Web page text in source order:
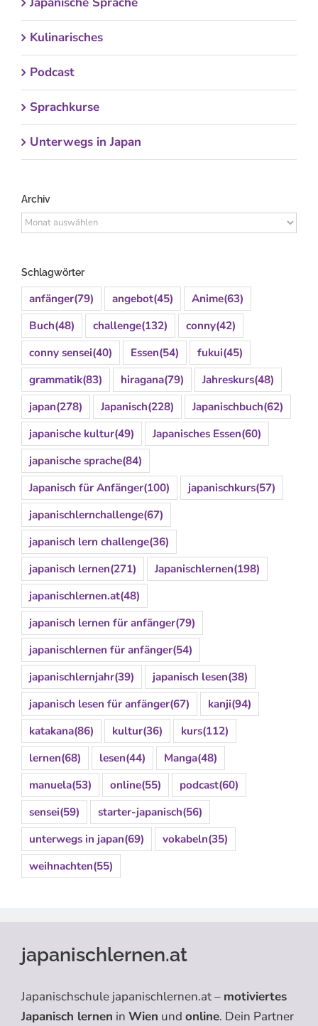
Kulinarisches
Podcast
Sprachkurse
Unterwegs in Japan
Archiv
Archiv
Schlagwörter
anfänger(79) angebot(45) Anime(63)
Buch(48) challenge(132) conny(42)
conny sensei(40) Essen(54) fukui(45)
grammatik(83) hiragana(79) Jahreskurs(48)
japan(278) Japanisch(228) Japanischbuch(62)
japanische kultur(49) Japanisches Essen(60)
japanische sprache(84)
Japanisch für Anfänger(100) japanischkurs(57)
japanischlernchallenge(67)
japanisch lern challenge(36)
japanisch lernen(271) Japanischlernen(198)
japanischlernen.at(48)
japanisch lernen für anfänger(79)
japanischlernen für anfänger(54)
japanischlernjahr(39) japanisch lesen(38)
japanisch lesen für anfänger(67) kanji(94)
katakana(86) kultur(36) kurs(112)
lernen(68) lesen(44) Manga(48)
manuela(53) online(55) podcast(60)
sensei(59) starter-japanisch(56)
unterwegs in japan(69) vokabeln(35)
weihnachten(55)
japanischlernen.at
Japanischschule japanischlernen.at – motiviertes
Japanisch lernen in Wien und online. Dein Partner